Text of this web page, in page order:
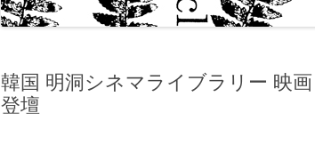
記録2005～2006
韓国 明洞シネマライブラリー 映
登壇